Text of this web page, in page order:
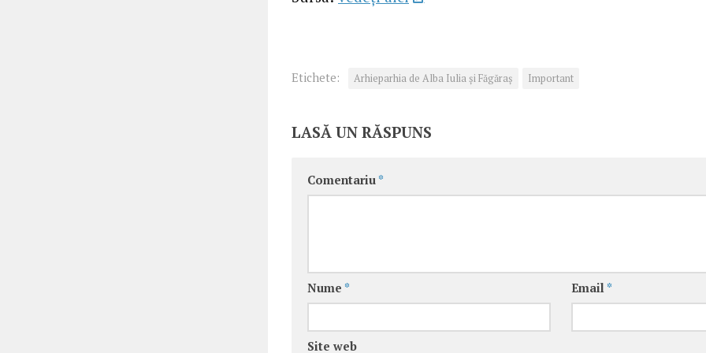
Etichete: Arhieparhia de Alba Iulia și Făgăraș Important
LASĂ UN RĂSPUNS
Comentariu *
Nume * Email *
Site web